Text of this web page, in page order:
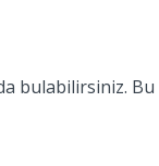
bulabilirsiniz.